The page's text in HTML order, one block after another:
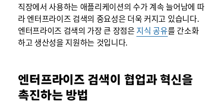
직장에서 사용하는 애플리케이션의 수가 계속 늘어남에 따
라 엔터프라이즈 검색의 중요성은 더욱 커지고 있습니다.
엔터프라이즈 검색의 가장 큰 장점은 지식 공유를 간소화
하고 생산성을 지원하는 것입니다.
엔터프라이즈 검색이 협업과 혁신을
촉진하는 방법